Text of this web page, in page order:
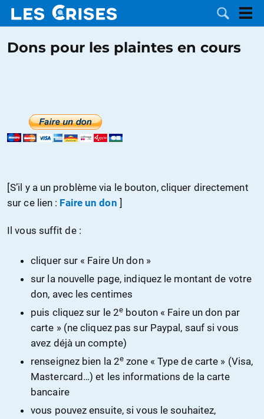
DOSSIERS
CATÉGORIES
NOUS
Dons pour les plaintes en cours
[S’il y a un problème via le bouton, cliquer directement
sur ce lien : Faire un don ]
Il vous suffit de :
cliquer sur « Faire Un don »
sur la nouvelle page, indiquez le montant de votre
don, avec les centimes
puis cliquez sur le 2e bouton « Faire un don par
carte » (ne cliquez pas sur Paypal, sauf si vous
avez déjà un compte)
renseignez bien la 2e zone « Type de carte » (Visa,
Mastercard…) et les informations de la carte
bancaire
vous pouvez ensuite, si vous le souhaitez,